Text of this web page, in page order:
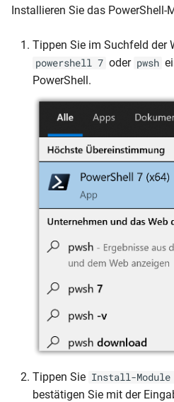
Installieren Sie das PowerShell-
Tippen Sie im Suchfeld der
powershell 7 oder pwsh
PowerShell.
Tippen Sie Install-Module
bestätigen Sie mit der